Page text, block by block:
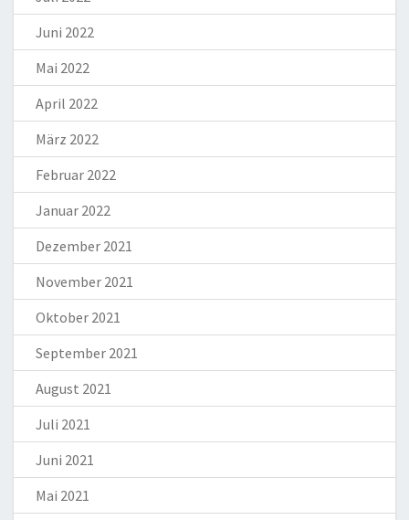
Juni 2022
Mai 2022
April 2022
März 2022
Februar 2022
Januar 2022
Dezember 2021
November 2021
Oktober 2021
September 2021
August 2021
Juli 2021
Juni 2021
Mai 2021